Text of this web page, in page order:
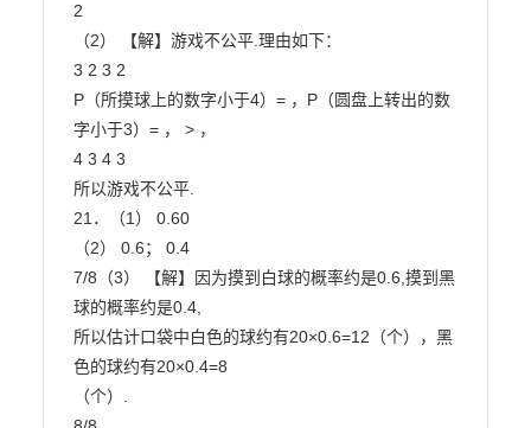
2
（2） 【解】游戏不公平.理由如下：
3 2 3 2
P（所摸球上的数字小于4）= ，P（圆盘上转出的数
字小于3）= ， > ，
4 3 4 3
所以游戏不公平.
21．（1） 0.60
（2） 0.6； 0.4
7/8（3） 【解】因为摸到白球的概率约是0.6,摸到黑
球的概率约是0.4,
所以估计口袋中白色的球约有20×0.6=12（个），黑
色的球约有20×0.4=8
（个）.